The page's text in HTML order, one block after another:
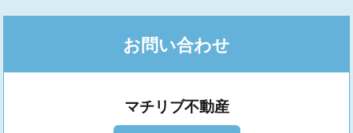
お問い合わせ
マチリブ不動産